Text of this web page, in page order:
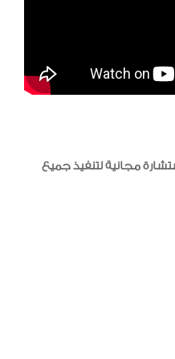
مجانية لتنفيذ جميع